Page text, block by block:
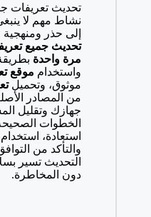
تحديث تعريفات
نشاط مهم لا
إلى حذر
تحديث جميع
مرة واحدة
واستخدام موقع
موثوق، وتحميل
من المصادر
جهازك وتقليل
الخطوات
استعادة،
والتأكد من
التحديث تسير
دون المخاطرة.